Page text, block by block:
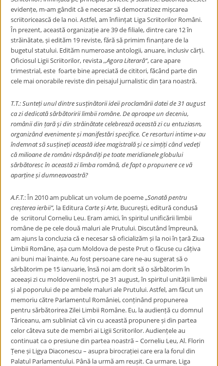
evidențe, m-am gândit că e necesar să democratizez mișcarea
scriitoricească de la noi. Astfel, am înființat Liga Scriitorilor Români.
În prezent, această organizație are 39 de filiale, dintre care 12 în
străinătate, și edităm 19 reviste, fără să primim finanțare de la
bugetul statului. Edităm numeroase antologii, anuare, inclusiv cărți.
Oficiosul Ligii Scriitorilor, revista,,Agora Literară“, care apare
trimestrial, este foarte bine apreciată de cititori, făcând parte din
cele mai onorabile reviste din peisajul jurnalistic din țara noastră.
T.T.: Sunteți unul dintre susținătorii ideii proclamării datei de 31 august
ca zi dedicată sărbătoririi limbii române. De aproape un deceniu,
românii din țară și din străinătate celebrează această zi cu entuziasm,
organizând evenimente și manifestări specifice. Ce resorturi intime v-au
îndemnat să susțineți această idee magistrală și ce simțiți când vedeți
că milioane de români răspândiți pe toate meridianele globului
sărbătoresc în această zi limba română, de fapt o propunere ce vă
aparține și dumneavoastră?
A.F.T.: În 2010 am publicat un volum de poeme„Sonată pentru
creșterea ierbii”, la Editura Carte și Arte, București, editură condusă
de scriitorul Corneliu Leu. Eram amici, în spiritul unificării limbii
române de pe cele două maluri ale Prutului. Discutând împreună,
am ajuns la concluzia că e necesar să oficializăm și la noi în țară Ziua
Limbii Române, așa cum Moldova de peste Prut o făcuse cu câțiva
ani buni mai înainte. Au fost persoane care ne-au sugerat să o
sărbătorim pe 15 ianuarie, însă noi am dorit să o sărbătorim în
aceeași zi cu moldovenii noștri, pe 31 august, în spiritul unității limbii
și al poporului de pe ambele maluri ale Prutului. Astfel, am făcut un
memoriu către Parlamentul României, conținând propunerea
pentru sărbătorirea Zilei Limbii Române. Eu, la audiență cu domnul
Tăriceanu, am subliniat că vin cu această propunere și din partea
celor câteva sute de membri ai Ligii Scriitorilor. Audiențele au
continuat ca o presiune din partea noastră – Corneliu Leu, Al. Florin
Țene și Ligya Diaconescu – asupra birocrației care era la forul din
Palatul Parlamentului. Până la urmă am reușit. Ca urmare, Liga